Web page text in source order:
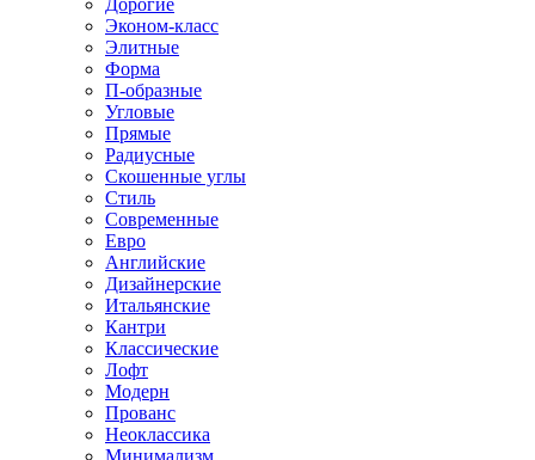
Дорогие
Эконом-класс
Элитные
Форма
П-образные
Угловые
Прямые
Радиусные
Скошенные углы
Стиль
Современные
Евро
Английские
Дизайнерские
Итальянские
Кантри
Классические
Лофт
Модерн
Прованс
Неоклассика
Минимализм